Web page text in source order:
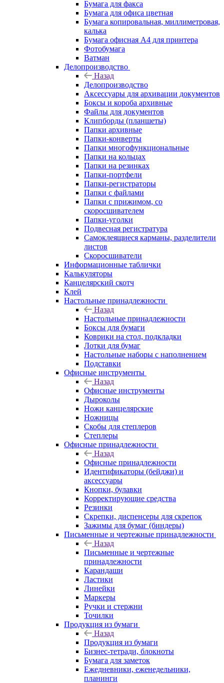
Бумага для факса
Бумага для офиса цветная
Бумага копировальная, миллиметровая,
калька
Бумага офисная А4 для принтера
Фотобумага
Ватман
Делопроизводство
Назад
Делопроизводство
Аксессуары для архивации документов
Боксы и короба архивные
Файлы для документов
Клипборды (планшеты)
Папки архивные
Папки-конверты
Папки многофункциональные
Папки на кольцах
Папки на резинках
Папки-портфели
Папки-регистраторы
Папки с файлами
Папки с прижимом, со
скоросшивателем
Папки-уголки
Подвесная регистратура
Самоклеящиеся карманы, разделители
листов
Скоросшиватели
Информационные таблички
Калькуляторы
Канцелярский скотч
Клей
Настольные принадлежности
Назад
Настольные принадлежности
Боксы для бумаги
Коврики на стол, подкладки
Лотки для бумаг
Настольные наборы с наполнением
Подставки
Офисные инструменты
Назад
Офисные инструменты
Дыроколы
Ножи канцелярские
Ножницы
Скобы для степлеров
Степлеры
Офисные принадлежности
Назад
Офисные принадлежности
Идентификаторы (бейджи) и
аксессуары
Кнопки, булавки
Корректирующие средства
Резинки
Скрепки, диспенсеры для скрепок
Зажимы для бумаг (биндеры)
Письменные и чертежные принадлежности
Назад
Письменные и чертежные
принадлежности
Карандаши
Ластики
Линейки
Маркеры
Ручки и стержни
Точилки
Продукция из бумаги
Назад
Продукция из бумаги
Бизнес-тетради, блокноты
Бумага для заметок
Ежедневники, еженедельники,
планинги